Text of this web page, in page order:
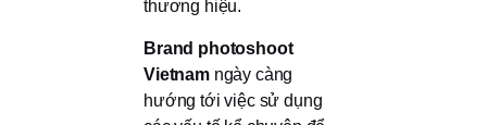
thương hiệu.
Brand photoshoot
Vietnamngày càng
hướng tới việc sử dụng